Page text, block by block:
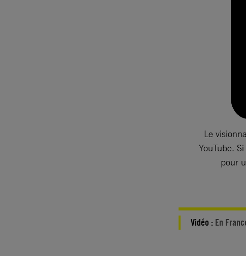
Le
YouTube.
pour
Vidéo : En